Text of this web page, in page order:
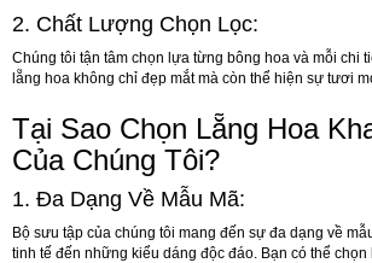
2. Chất Lượng Chọn Lọc:
Chúng tôi tận tâm chọn lựa từng bông hoa và mỗi chi
lẵng hoa không chỉ đẹp mắt mà còn thể hiện sự tươi
Tại Sao Chọn Lẵng Hoa
Của Chúng Tôi?
1. Đa Dạng Về Mẫu Mã:
Bộ sưu tập của chúng tôi mang đến sự đa dạng về
tinh tế đến những kiểu dáng độc đáo. Bạn có thể